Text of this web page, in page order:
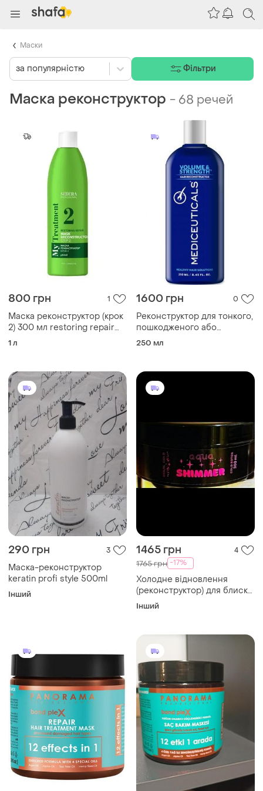
Маска реконструктор - 68 речей
800 грн 1
Маска реконструктор (крок
2) 300 мл restoring repair
маска
1 л
1600 грн 0
Реконструктор для тонкого,
пошкодженого або
ослабленного волосся
250 мл
290 грн 3
Маска-реконструктор
keratin profi style 500ml
Інший
1465 грн 4
1765 грн -17%
Холодне відновлення
(реконструктор) для блиску
та зволоження волосся
Інший
за популярністю Фільтри
Маски